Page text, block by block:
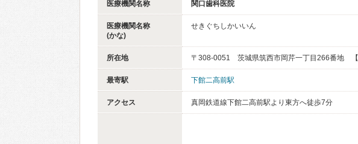
医療機関名称 関口歯科医院
医療機関名称
(かな)
せきぐちしかいいん
所在地 〒308-0051 茨城県筑西市岡芹一丁目266番地 【
最寄駅 下館二高前駅
アクセス 真岡鉄道線下館二高前駅より東方へ徒歩7分